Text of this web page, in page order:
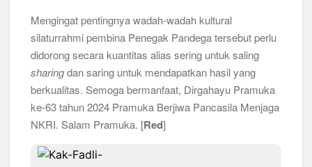
Mengingat pentingnya wadah-wadah kultural
silaturrahmi pembina Penegak Pandega tersebut perlu
didorong secara kuantitas alias sering untuk saling
sharingdan saring untuk mendapatkan hasil yang
berkualitas. Semoga bermanfaat, Dirgahayu Pramuka
ke-63 tahun 2024 Pramuka Berjiwa Pancasila Menjaga
NKRI. Salam Pramuka. [Red]